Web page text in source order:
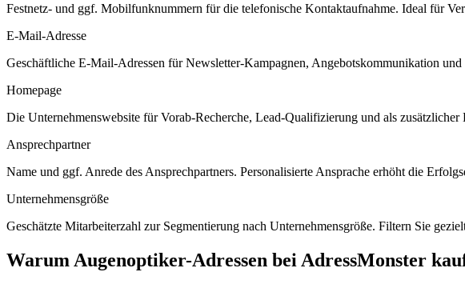
Festnetz- und ggf. Mobilfunknummern für die telefonische Kontaktaufnahme. Ideal für
E-Mail-Adresse
Geschäftliche E-Mail-Adressen für Newsletter-Kampagnen, Angebotskommunikation
Homepage
Die Unternehmenswebsite für Vorab-Recherche, Lead-Qualifizierung und als
Ansprechpartner
Name und ggf. Anrede des Ansprechpartners. Personalisierte Ansprache erhöht die
Unternehmensgröße
Geschätzte Mitarbeiterzahl zur Segmentierung nach Unternehmensgröße. Filtern Sie
Warum Augenoptiker-Adressen bei AdressMonster